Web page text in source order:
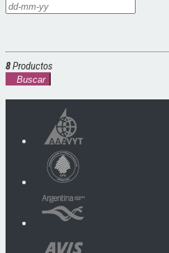
8Productos
Buscar